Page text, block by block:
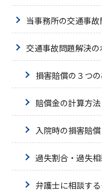
当事務所の交通事
交通事故問題解決の
損害賠償の３つ
賠償金の計算方法
入院時の損害賠償
過失割合・過失
弁護士に相談す